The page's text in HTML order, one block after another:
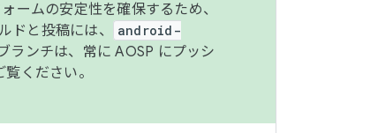
ームの安定性を確保するため、
ドと投稿には、
android-
ランチは、常に AOSP にプッシ
覧ください。